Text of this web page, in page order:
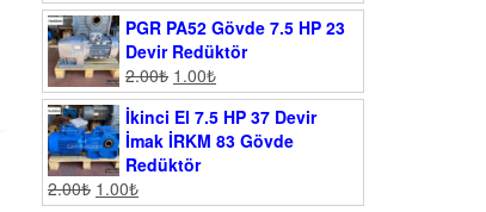
PGR PA52 Gövde 7.5 HP 23
Devir Redüktör
2.00₺ 1.00₺
İkinci El 7.5 HP 37 Devir
İmak İRKM 83 Gövde
Redüktör
2.00₺ 1.00₺